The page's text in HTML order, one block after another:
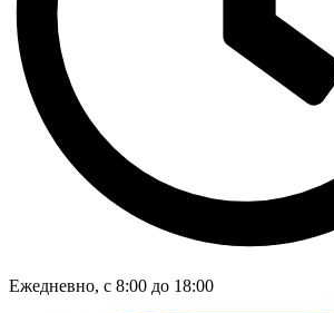
Ежедневно, с 8:00 до 18:00